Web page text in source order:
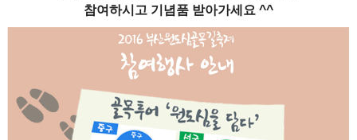
참여하시고 기념품 받아가세요 ^^